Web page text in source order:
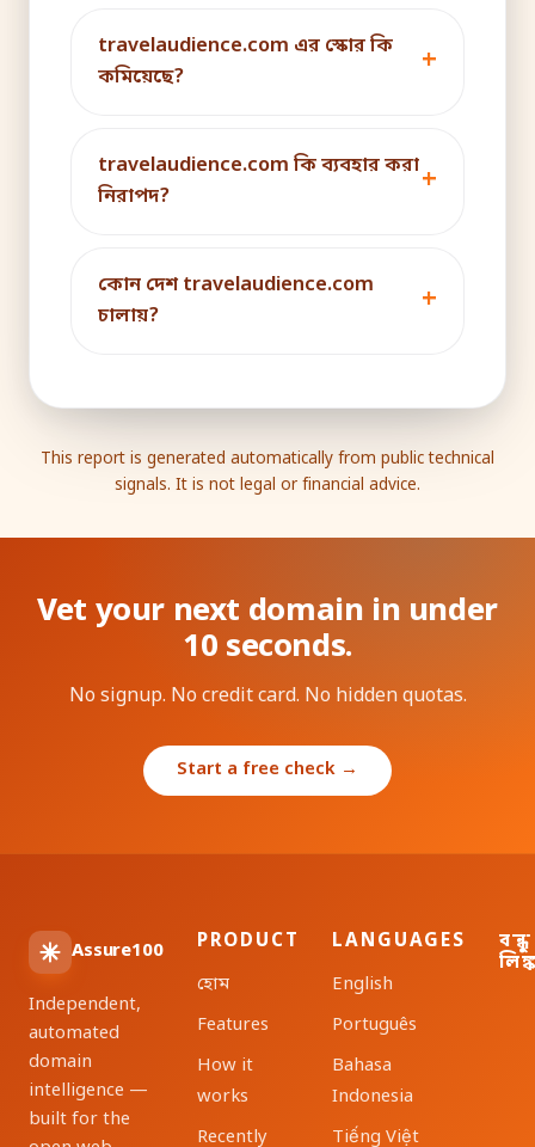
travelaudience.com এর স্কোর কি
কমিয়েছে?
travelaudience.com কি ব্যবহার করা
নিরাপদ?
কোন দেশ travelaudience.com
চালায়?
This report is generated automatically from public technical
signals. It is not legal or financial advice.
Vet your next domain in under
10 seconds.
No signup. No credit card. No hidden quotas.
Start a free check →
Assure100
Independent,
automated
domain
intelligence —
built for the
PRODUCT
হোম
Features
How it
works
Recently
LANGUAGES
English
Português
Bahasa
Indonesia
Tiếng Việt
বন্ধু